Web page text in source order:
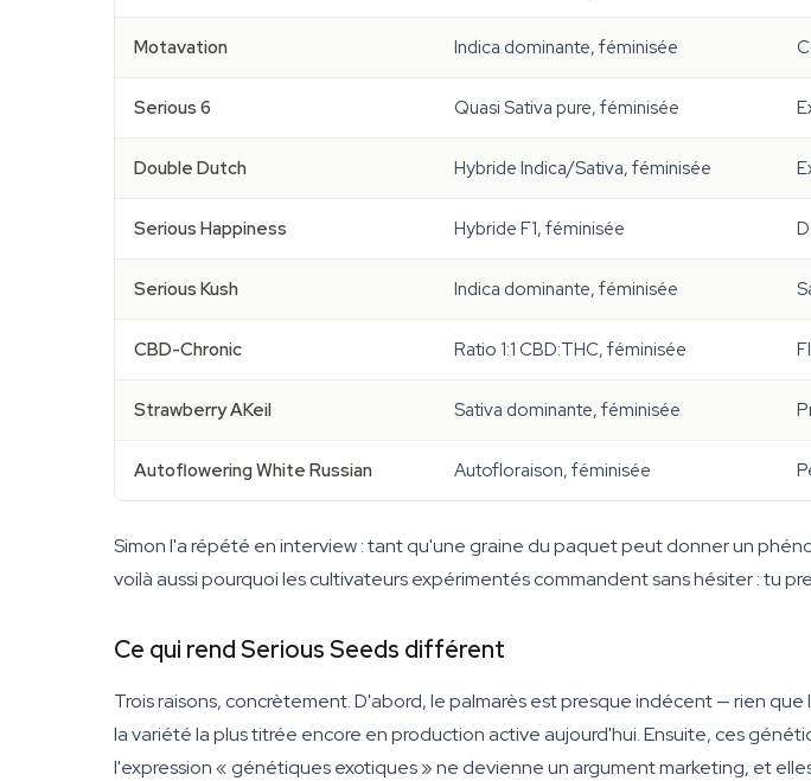
Motavation Indica dominante, féminisée
Serious 6 Quasi Sativa pure, féminisée
Double Dutch Hybride Indica/Sativa, féminisée
Serious Happiness Hybride F1, féminisée
Serious Kush Indica dominante, féminisée
CBD-Chronic Ratio 1:1 CBD:THC, féminisée
Strawberry AKeil Sativa dominante, féminisée
Autoflowering White Russian Autofloraison, féminisée
Simon l'a répété en interview : tant qu'une graine du paquet peut donner un
voilà aussi pourquoi les cultivateurs expérimentés commandent sans hésiter : tu
Ce qui rend Serious Seeds différent
Trois raisons, concrètement. D'abord, le palmarès est presque indécent — rien
la variété la plus titrée encore en production active aujourd'hui. Ensuite, ces
l'expression « génétiques exotiques » ne devienne un argument marketing, et